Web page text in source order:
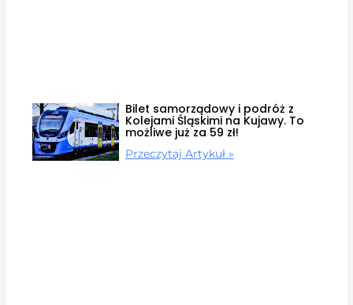
Bilet samorządowy i podróż z
Kolejami Śląskimi na Kujawy. To
możliwe już za 59 zł!
Przeczytaj Artykuł »